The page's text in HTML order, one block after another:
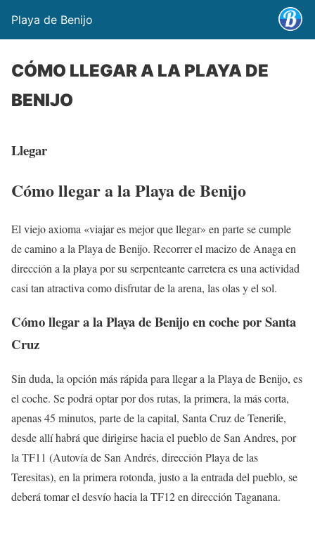
Playa de Benijo
CÓMO LLEGAR A LA PLAYA DE
BENIJO
Llegar
Cómo llegar a la Playa de Benijo
El viejo axioma «viajar es mejor que llegar» en parte se cumple
de camino a la Playa de Benijo. Recorrer el macizo de Anaga en
dirección a la playa por su serpenteante carretera es una actividad
casi tan atractiva como disfrutar de la arena, las olas y el sol.
Cómo llegar a la Playa de Benijo en coche por Santa
Cruz
Sin duda, la opción más rápida para llegar a la Playa de Benijo, es
el coche. Se podrá optar por dos rutas, la primera, la más corta,
apenas 45 minutos, parte de la capital, Santa Cruz de Tenerife,
desde allí habrá que dirigirse hacia el pueblo de San Andres, por
la TF11 (Autovía de San Andrés, dirección Playa de las
Teresitas), en la primera rotonda, justo a la entrada del pueblo, se
deberá tomar el desvío hacia la TF12 en dirección Taganana.